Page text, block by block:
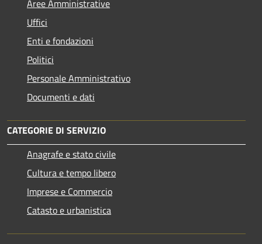
Aree Amministrative
Uffici
Enti e fondazioni
Politici
Personale Amministrativo
Documenti e dati
CATEGORIE DI SERVIZIO
Anagrafe e stato civile
Cultura e tempo libero
Imprese e Commercio
Catasto e urbanistica